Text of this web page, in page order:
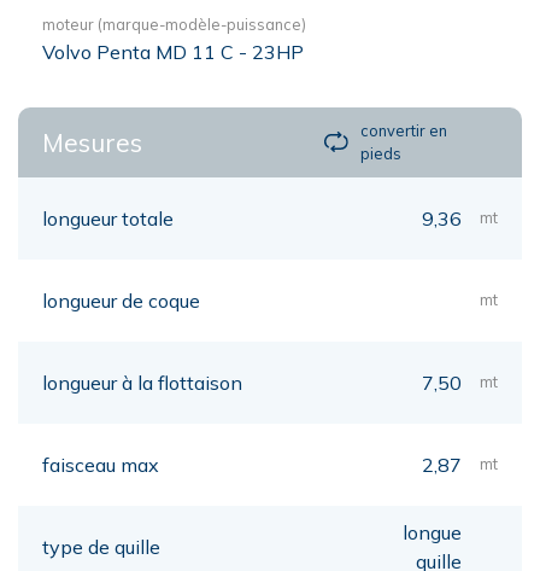
moteur (marque-modèle-puissance)
Volvo Penta MD 11 C - 23HP
Mesures
convertir en
pieds
longueur totale 9,36 mt
longueur de coque mt
longueur à la flottaison 7,50 mt
faisceau max 2,87 mt
type de quille
longue
quille